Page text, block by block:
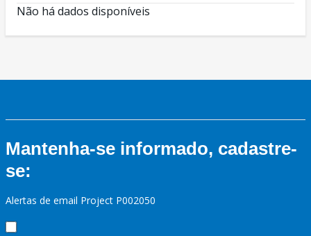
Não há dados disponíveis
Mantenha-se informado, cadastre-
se:
Alertas de email Project P002050